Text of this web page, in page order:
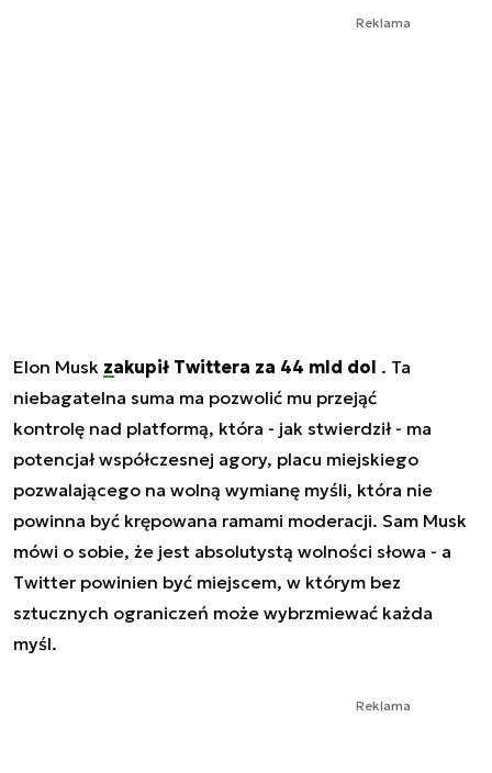
Reklama
Elon Musk zakupił Twittera za 44 mld dol . Ta
niebagatelna suma ma pozwolić mu przejąć
kontrolę nad platformą, która - jak stwierdził - ma
potencjał współczesnej agory, placu miejskiego
pozwalającego na wolną wymianę myśli, która nie
powinna być krępowana ramami moderacji. Sam Musk
mówi o sobie, że jest absolutystą wolności słowa - a
Twitter powinien być miejscem, w którym bez
sztucznych ograniczeń może wybrzmiewać każda
myśl.
Reklama